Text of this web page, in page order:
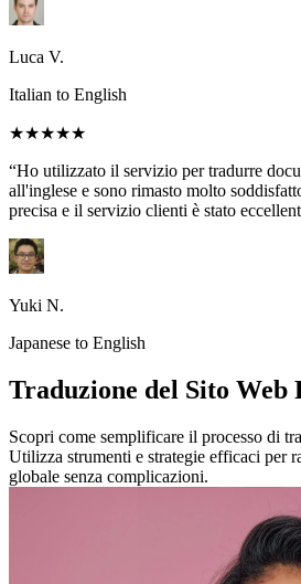
Luca V.
Italian to English
★★★★★
“Ho utilizzato il servizio per tradurre
all'inglese e sono rimasto molto
precisa e il servizio clienti è stato
Yuki N.
Japanese to English
Traduzione del Sito Web
Scopri come semplificare il processo di
Utilizza strumenti e strategie efficaci per
globale senza complicazioni.